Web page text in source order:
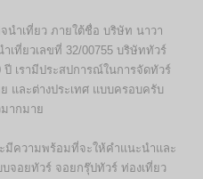
นำเที่ยว ภายใต้ชื่อ บริษัท นาวา
ที่ยวเลขที่ 32/00755 บริษัททัวร์
เรามีประสปการณ์ในการจัดทัวร์
และต่างประเทศ แบบครอบครับ
ากมาย
ความพร้อมที่จะให้คำแนะนำและ
จอยทัวร์ จอยกรุ๊ปทัวร์ ท่องเที่ยว